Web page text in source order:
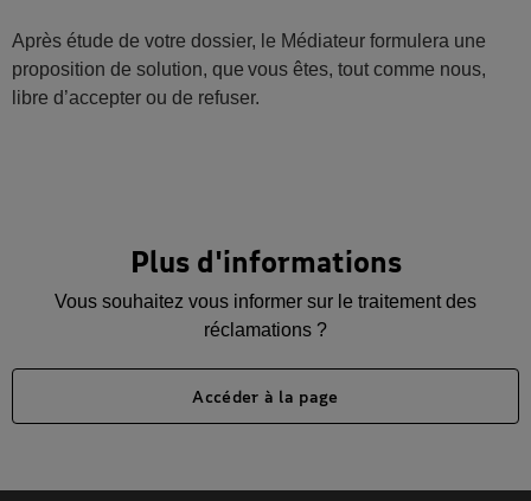
Après étude de votre dossier, le Médiateur formulera une
proposition de solution, que vous êtes, tout comme nous,
libre d’accepter ou de refuser.
Plus d'informations
Vous souhaitez vous informer sur le traitement des
réclamations ?
Accéder à la page